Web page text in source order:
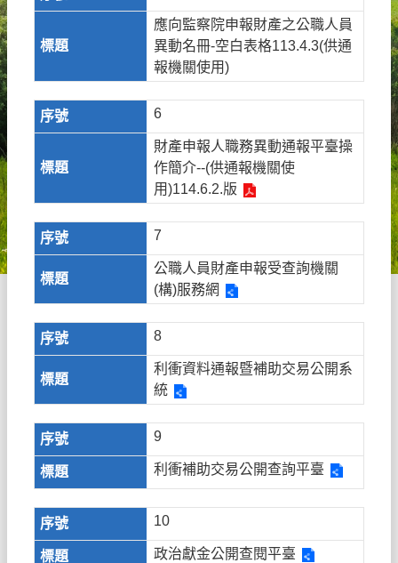
應向監察院申報財產之公職人員
異動名冊-空白表格113.4.3(供通
報機關使用)
6
財產申報人職務異動通報平臺操
作簡介--(供通報機關使
用)114.6.2.版
7
公職人員財產申報受查詢機關
(構)服務網
8
利衝資料通報暨補助交易公開系
統
9
利衝補助交易公開查詢平臺
10
政治獻金公開查閱平臺